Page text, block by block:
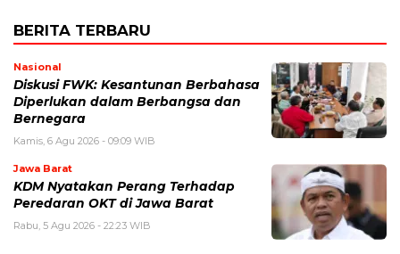
BERITA TERBARU
Nasional
Diskusi FWK: Kesantunan Berbahasa
Diperlukan dalam Berbangsa dan
Bernegara
Kamis, 6 Agu 2026 - 09:09 WIB
Jawa Barat
KDM Nyatakan Perang Terhadap
Peredaran OKT di Jawa Barat
Rabu, 5 Agu 2026 - 22:23 WIB